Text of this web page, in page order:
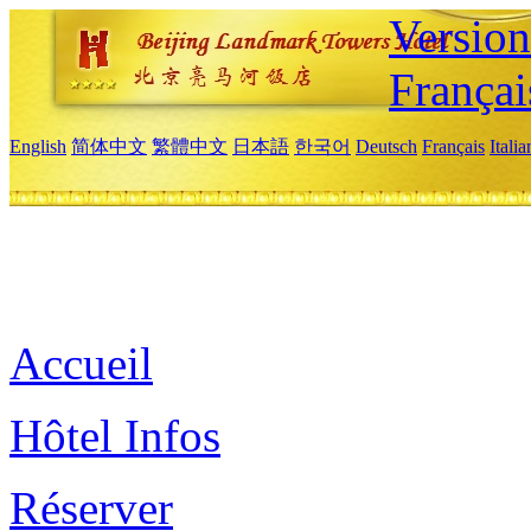
English 简体中文 繁體中文 日本語 한국어 Deutsch Français
Accueil
Hôtel Infos
Réserver